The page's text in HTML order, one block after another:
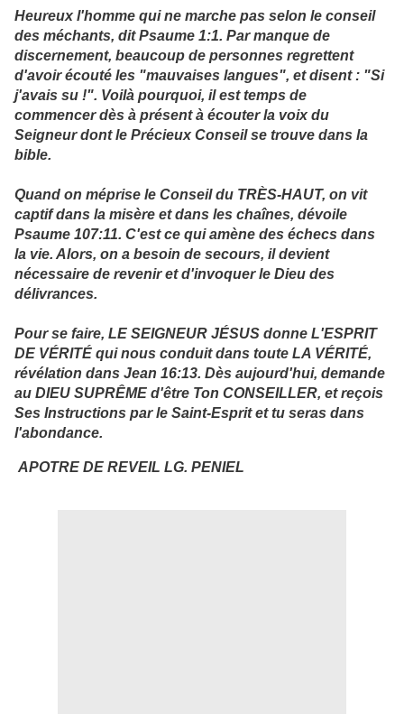
Heureux l'homme qui ne marche pas selon le conseil
des méchants, dit Psaume 1:1. Par manque de
discernement, beaucoup de personnes regrettent
d'avoir écouté les "mauvaises langues", et disent : "Si
j'avais su !". Voilà pourquoi, il est temps de
commencer dès à présent à écouter la voix du
Seigneur dont le Précieux Conseil se trouve dans la
bible.
Quand on méprise le Conseil du TRÈS-HAUT, on vit
captif dans la misère et dans les chaînes, dévoile
Psaume 107:11. C'est ce qui amène des échecs dans
la vie. Alors, on a besoin de secours, il devient
nécessaire de revenir et d'invoquer le Dieu des
délivrances.
Pour se faire, LE SEIGNEUR JÉSUS donne L'ESPRIT
DE VÉRITÉ qui nous conduit dans toute LA VÉRITÉ,
révélation dans Jean 16:13. Dès aujourd'hui, demande
au DIEU SUPRÊME d'être Ton CONSEILLER, et reçois
Ses Instructions par le Saint-Esprit et tu seras dans
l'abondance.
APOTRE DE REVEIL LG. PENIEL